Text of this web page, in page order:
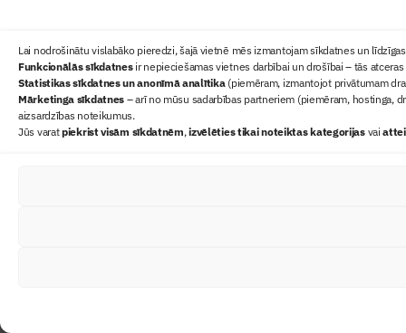
Lai nodrošinātu vislabāko pieredzi, šajā vietnē mēs izmantojam sīkdatnes un
Funkcionālās sīkdatnesir nepieciešamas vietnes darbībai un drošībai – tās
Statistikas sīkdatnes un anonīmā analītika(piemēram, izmantojot privātumam
Mārketinga sīkdatnes – arī no mūsu sadarbības partneriem (piemēram, hostinga,
aizsardzības noteikumus.
Jūs varatpiekrist visām sīkdatnēm,izvēlēties tikai noteiktas kategorijasvai